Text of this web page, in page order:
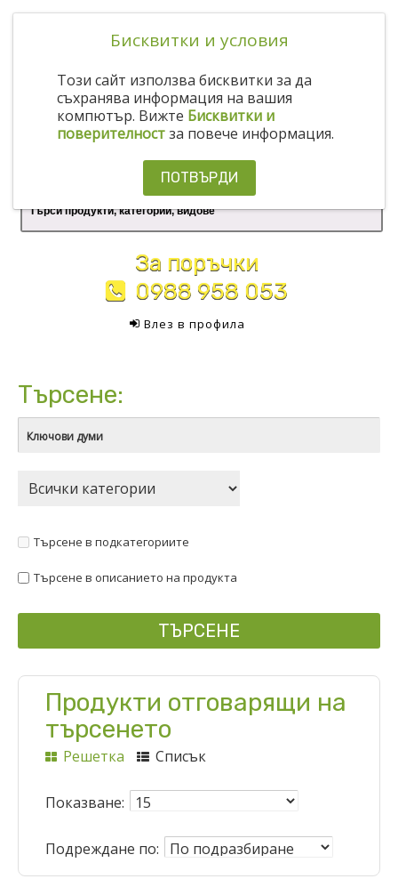
Бисквитки и условия
Този сайт използва бисквитки за да
съхранява информация на вашия
компютър. Вижте Бисквитки и
поверителностза повече информация.
ПОТВЪРДИ
За поръчки
0988 958 053
Влез в профила
Търсене:
Търсене в подкатегориите
Търсене в описанието на продукта
Продукти отговарящи на
търсенето
Решетка Списък
Показване:
Подреждане по: